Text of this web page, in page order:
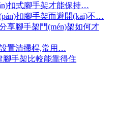
扣式腳手架才能保持…
扣腳手架而避開(kāi)不…
享腳手架門(mén)架如何才
置清掃桿,常用…
腳手架比較能靠得住